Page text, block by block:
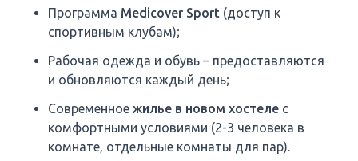
Программа Medicover Sport (доступ к
спортивным клубам);
Рабочая одежда и обувь – предоставляются
и обновляются каждый день;
Современное жилье в новом хостеле с
комфортными условиями (2-3 человека в
комнате, отдельные комнаты для пар).